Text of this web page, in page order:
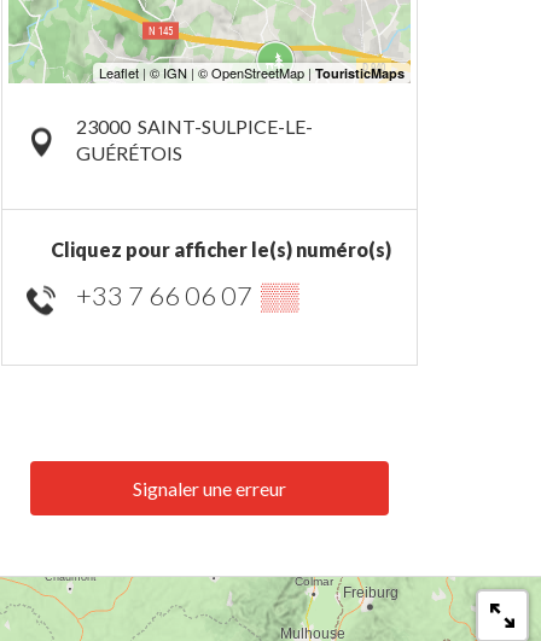
23000 SAINT-SULPICE-LE-
GUÉRÉTOIS
Cliquez pour afficher le(s) numéro(s)
+33 7 66 06 07 ▒▒
Signaler une erreur